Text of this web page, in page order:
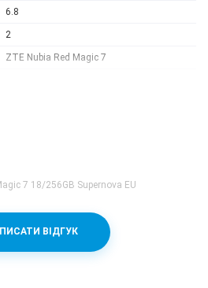
6.8
2
ZTE Nubia Red Magic 7
8
Qualcomm Snapdragon 8 Gen 1 +
7 18/256GB Supernova EU
ВІДГУК